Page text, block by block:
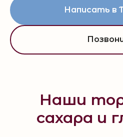
Написать в
Наши
сахара и